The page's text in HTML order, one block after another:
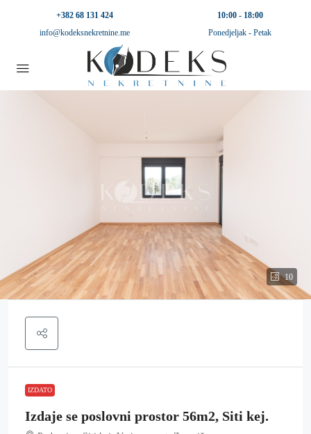
+382 68 131 424
info@kodeksnekretnine.me
10:00 - 18:00
Ponedjeljak - Petak
10
IZDATO
Izdaje se poslovni prostor 56m2, Siti kej.